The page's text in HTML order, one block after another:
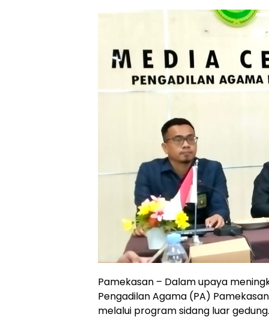
Pamekasan – Dalam upaya
Pengadilan Agama (PA)
melalui program sidang luar gedung.